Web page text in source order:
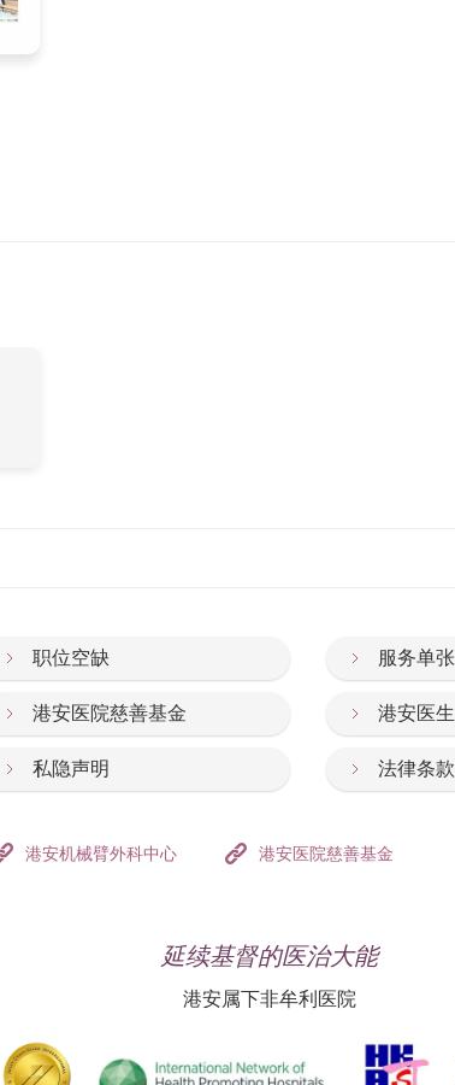
职位空缺 服务单张
港安医院慈善基金 港安医生
私隐声明 法律条款
港安机械臂外科中心 港安医院慈善基金
延续基督的医治大能
港安属下非牟利医院